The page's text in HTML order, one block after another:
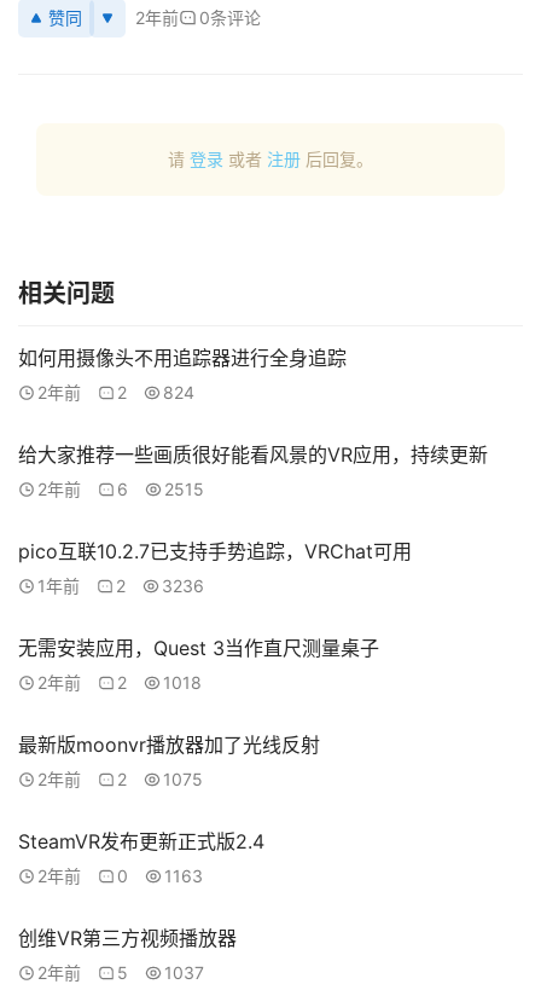
V
源
载
R
坛
社
赞同 2年前 0条评论
请 登录 或者 注册 后回复。
相关问题
如何用摄像头不用追踪器进行全身追踪
2年前 2 824
给大家推荐一些画质很好能看风景的VR应用，持续更新
2年前 6 2515
pico互联10.2.7已支持手势追踪，VRChat可用
1年前 2 3236
无需安装应用，Quest 3当作直尺测量桌子
2年前 2 1018
最新版moonvr播放器加了光线反射
2年前 2 1075
SteamVR发布更新正式版2.4
2年前 0 1163
创维VR第三方视频播放器
2年前 5 1037